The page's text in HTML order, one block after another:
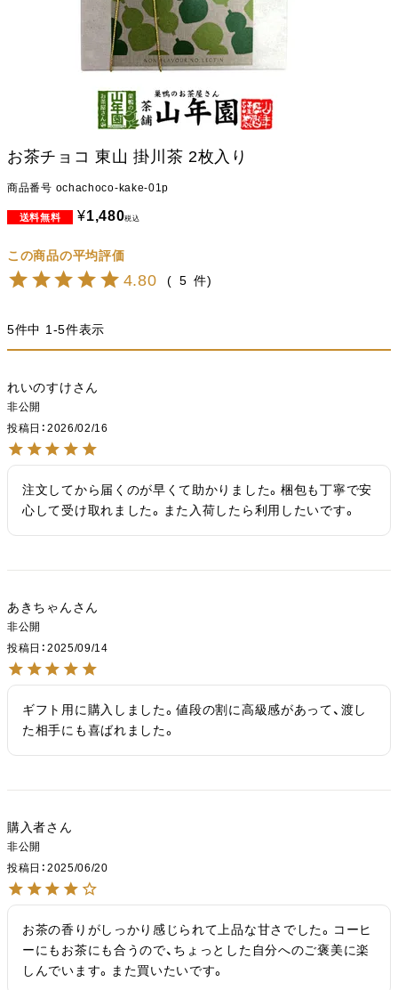
お茶チョコ 東山 掛川茶 2枚入り
商品番号 ochachoco-kake-01p
¥1,480税込
4.80 5
5件中 1-5件表示
れいのすけ
非公開
投稿日
2026/02/16
注文してから届くのが早くて助かりました。梱包も丁寧で安
心して受け取れました。また入荷したら利用したいです。
あきちゃん
非公開
投稿日
2025/09/14
ギフト用に購入しました。値段の割に高級感があって、渡し
た相手にも喜ばれました。
購入者
非公開
投稿日
2025/06/20
お茶の香りがしっかり感じられて上品な甘さでした。コーヒ
ーにもお茶にも合うので、ちょっとした自分へのご褒美に楽
しんでいます。また買いたいです。